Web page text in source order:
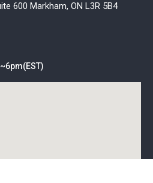
600 Markham, ON L3R 5B4